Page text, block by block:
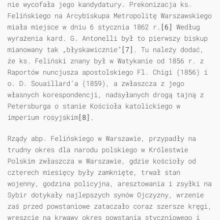
nie wycofała jego kandydatury. Prekonizacja ks.
Felińskiego na Arcybiskupa Metropolitę Warszawskiego
miała miejsce w dniu 6 stycznia 1862 r. [6] Według
wyrażenia kard. G. Antonelli był to pierwszy biskup
mianowany tak „błyskawicznie” [7] . Tu należy dodać,
że ks. Feliński znany był w Watykanie od 1856 r. z
Raportów nuncjusza apostolskiego Fl. Chigi (1856) i
o. D. Souaillard’a (1859), a zwłaszcza z jego
własnych korespondencji, nadsyłanych drogą tajną z
Petersburga o stanie Kościoła katolickiego w
imperium rosyjskim[8] .
Rządy abp. Felińskiego w Warszawie, przypadły na
trudny okres dla narodu polskiego w Królestwie
Polskim zwłaszcza w Warszawie, gdzie kościoły od
czterech miesięcy były zamknięte, trwał stan
wojenny, godzina policyjna, aresztowania i zsyłki na
Sybir dotykały najlepszych synów Ojczyzny, wrzenie
zaś przed powstaniowe zataczało coraz szersze kręgi,
wreszcie na krwawy okres powstania styczniowego i